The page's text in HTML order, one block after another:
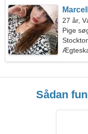
27 år,
Pige
Sådan